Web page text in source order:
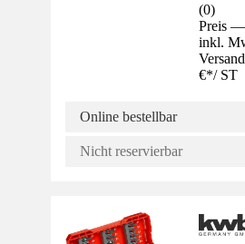
(0)
Preis —
inkl.
€*/ ST
Online bestellbar
Nicht reservierbar